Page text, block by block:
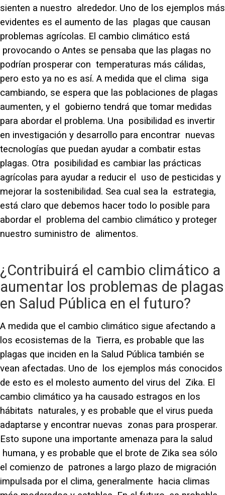
sienten a nuestro alrededor. Uno de los ejemplos más
evidentes es el aumento de las plagas que causan
problemas agrícolas. El cambio climático está
provocando o Antes se pensaba que las plagas no
podrían prosperar con temperaturas más cálidas,
pero esto ya no es así. A medida que el clima siga
cambiando, se espera que las poblaciones de plagas
aumenten, y el gobierno tendrá que tomar medidas
para abordar el problema. Una posibilidad es invertir
en investigación y desarrollo para encontrar nuevas
tecnologías que puedan ayudar a combatir estas
plagas. Otra posibilidad es cambiar las prácticas
agrícolas para ayudar a reducir el uso de pesticidas y
mejorar la sostenibilidad. Sea cual sea la estrategia,
está claro que debemos hacer todo lo posible para
abordar el problema del cambio climático y proteger
nuestro suministro de alimentos.
¿Contribuirá el cambio climático a
aumentar los problemas de plagas
en Salud Pública en el futuro?
A medida que el cambio climático sigue afectando a
los ecosistemas de la Tierra, es probable que las
plagas que inciden en la Salud Pública también se
vean afectadas. Uno de los ejemplos más conocidos
de esto es el molesto aumento del virus del Zika. El
cambio climático ya ha causado estragos en los
hábitats naturales, y es probable que el virus pueda
adaptarse y encontrar nuevas zonas para prosperar.
Esto supone una importante amenaza para la salud
humana, y es probable que el brote de Zika sea sólo
el comienzo de patrones a largo plazo de migración
impulsada por el clima, generalmente hacia climas